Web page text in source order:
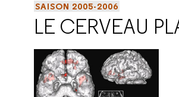
SAISON 2005-2006
LE CERVEAU